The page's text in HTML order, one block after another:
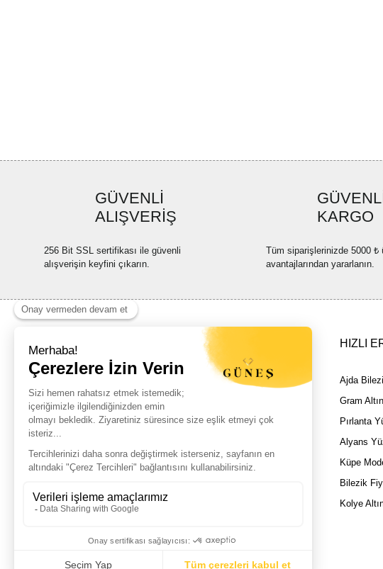
GÜVENLİ
ALIŞVERİŞ
256 Bit SSL sertifikası ile güvenli
alışverişin keyfini çıkarın.
KARGO
Tüm siparişlerinizde 5000 ₺
avantajlarından yararlanın.
HIZLI
Ajda
Gram Altın
Pırlanta
Alyans
Küpe
Bilezik
Kolye